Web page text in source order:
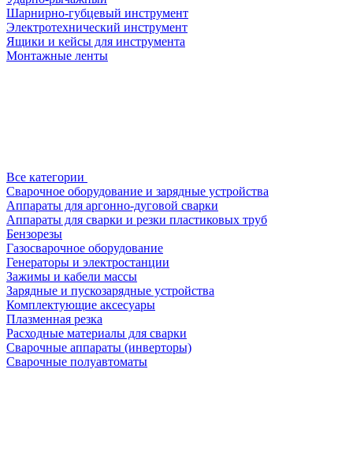
Шарнирно-губцевый инструмент
Электротехнический инструмент
Ящики и кейсы для инструмента
Монтажные ленты
Все категории
Сварочное оборудование и зарядные устройства
Аппараты для аргонно-дуговой сварки
Аппараты для сварки и резки пластиковых труб
Бензорезы
Газосварочное оборудование
Генераторы и электростанции
Зажимы и кабели массы
Зарядные и пускозарядные устройства
Комплектующие аксесуары
Плазменная резка
Расходные материалы для сварки
Сварочные аппараты (инверторы)
Сварочные полуавтоматы